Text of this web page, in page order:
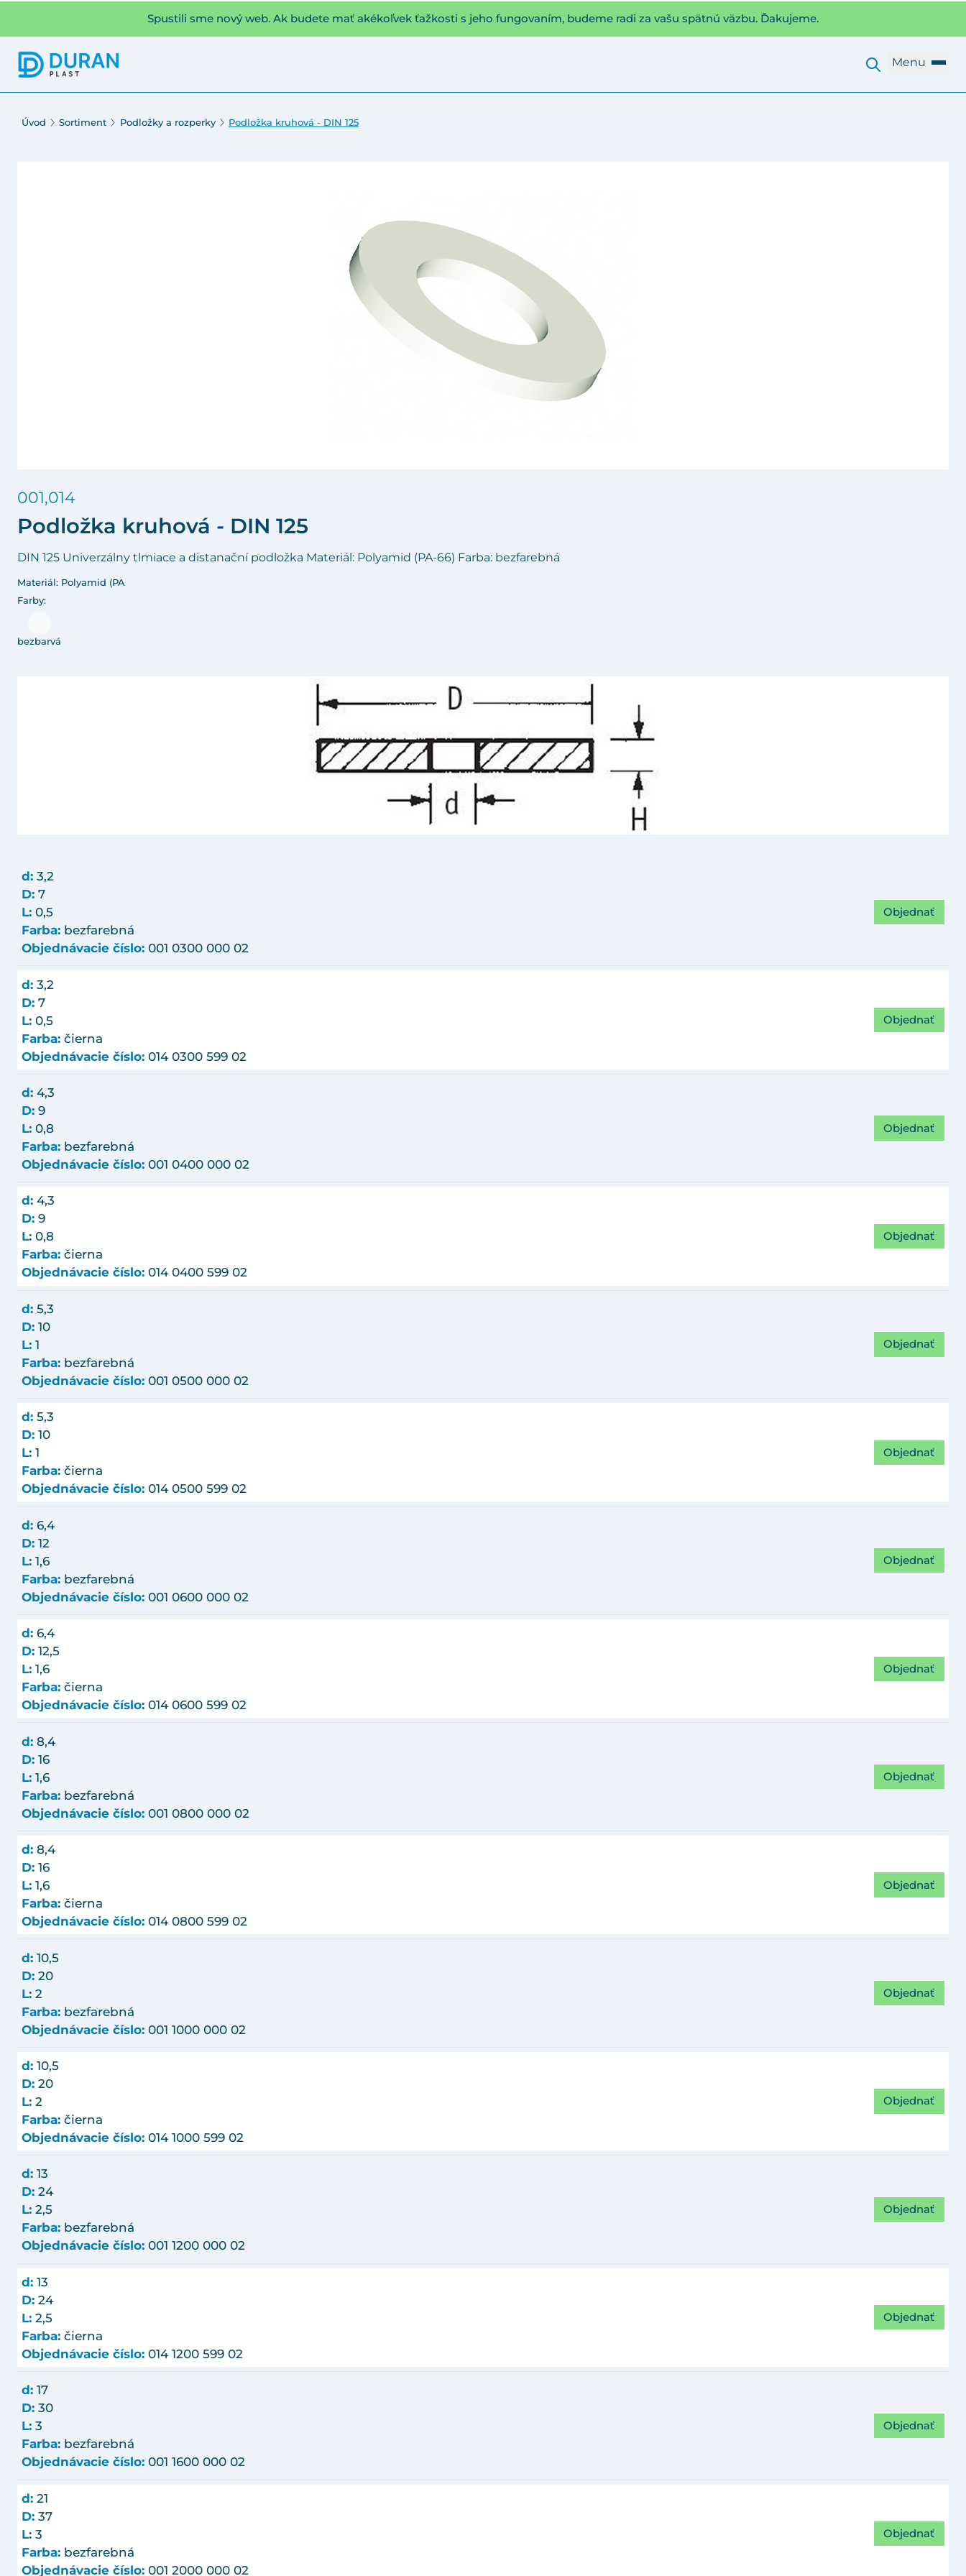
Spustili sme nový web. Ak budete mať akékoľvek ťažkosti s jeho fungovaním, budeme radi za vašu spätnú väzbu. Ďakujeme.
Menu
Úvod Sortiment Podložky a rozperky Podložka kruhová - DIN 125
001,014
Podložka kruhová - DIN 125
DIN 125 Univerzálny tlmiace a distanační podložka Materiál: Polyamid (PA-66) Farba: bezfarebná
Materiál: Polyamid (PA
Farby:
bezbarvá
d: 3,2
D: 7
L: 0,5
Farba: bezfarebná
Objednávacie číslo: 001 0300 000 02
Objednať
d: 3,2
D: 7
L: 0,5
Farba: čierna
Objednávacie číslo: 014 0300 599 02
Objednať
d: 4,3
D: 9
L: 0,8
Farba: bezfarebná
Objednávacie číslo: 001 0400 000 02
Objednať
d: 4,3
D: 9
L: 0,8
Farba: čierna
Objednávacie číslo: 014 0400 599 02
Objednať
d: 5,3
D: 10
L: 1
Farba: bezfarebná
Objednávacie číslo: 001 0500 000 02
Objednať
d: 5,3
D: 10
L: 1
Farba: čierna
Objednávacie číslo: 014 0500 599 02
Objednať
d: 6,4
D: 12
L: 1,6
Farba: bezfarebná
Objednávacie číslo: 001 0600 000 02
Objednať
d: 6,4
D: 12,5
L: 1,6
Farba: čierna
Objednávacie číslo: 014 0600 599 02
Objednať
d: 8,4
D: 16
L: 1,6
Farba: bezfarebná
Objednávacie číslo: 001 0800 000 02
Objednať
d: 8,4
D: 16
L: 1,6
Farba: čierna
Objednávacie číslo: 014 0800 599 02
Objednať
d: 10,5
D: 20
L: 2
Farba: bezfarebná
Objednávacie číslo: 001 1000 000 02
Objednať
d: 10,5
D: 20
L: 2
Farba: čierna
Objednávacie číslo: 014 1000 599 02
Objednať
d: 13
D: 24
L: 2,5
Farba: bezfarebná
Objednávacie číslo: 001 1200 000 02
Objednať
d: 13
D: 24
L: 2,5
Farba: čierna
Objednávacie číslo: 014 1200 599 02
Objednať
d: 17
D: 30
L: 3
Farba: bezfarebná
Objednávacie číslo: 001 1600 000 02
Objednať
d: 21
D: 37
L: 3
Farba: bezfarebná
Objednávacie číslo: 001 2000 000 02
Objednať